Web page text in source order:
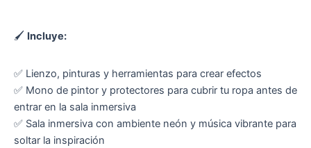
🖌 Incluye:
✅ Lienzo, pinturas y herramientas para crear efectos
✅ Mono de pintor y protectores para cubrir tu ropa antes de
entrar en la sala inmersiva
✅ Sala inmersiva con ambiente neón y música vibrante para
soltar la inspiración